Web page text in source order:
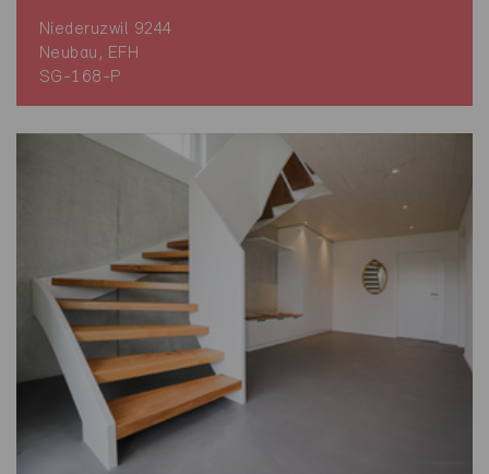
Niederuzwil 9244
Neubau, EFH
SG-168-P